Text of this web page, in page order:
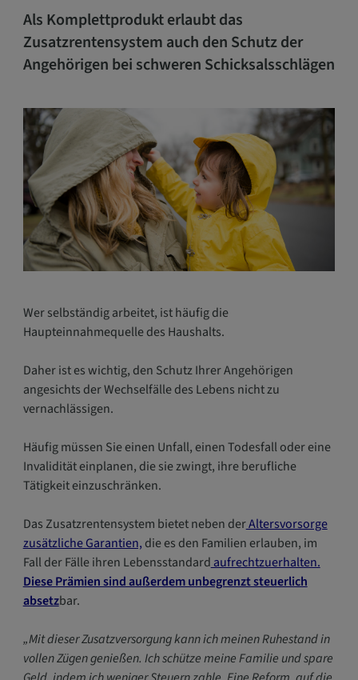
Als Komplettprodukt erlaubt das
Zusatzrentensystem auch den Schutz der
Angehörigen bei schweren Schicksalsschlägen
Wer selbständig arbeitet, ist häufig die
Haupteinnahmequelle des Haushalts.
Daher ist es wichtig, den Schutz Ihrer Angehörigen
angesichts der Wechselfälle des Lebens nicht zu
vernachlässigen.
Häufig müssen Sie einen Unfall, einen Todesfall oder eine
Invalidität einplanen, die sie zwingt, ihre berufliche
Tätigkeit einzuschränken.
Das Zusatzrentensystem bietet neben derAltersvorsorge
zusätzliche Garantien, die es den Familien erlauben, im
Fall der Fälle ihren Lebensstandard aufrechtzuerhalten.
Diese Prämien sind außerdem unbegrenzt steuerlich
absetzbar.
„Mit dieser Zusatzversorgung kann ich meinen Ruhestand in
vollen Zügen genießen. Ich schütze meine Familie und spare